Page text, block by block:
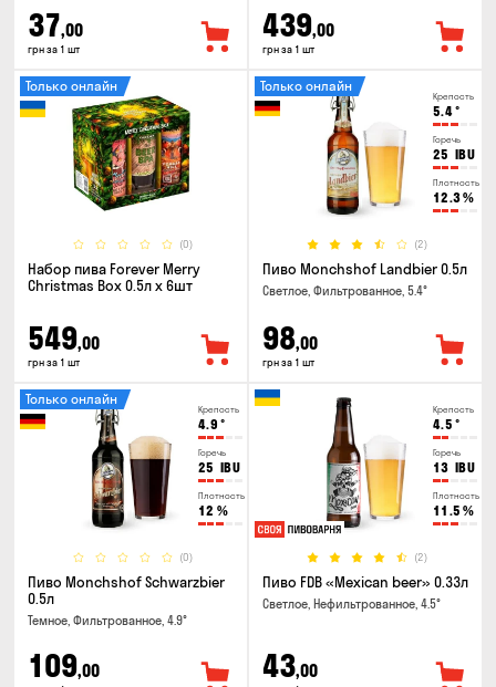
37,00
грн за 1 шт
439,00
грн за 1 шт
(0)
Только онлайн
Набор пива Forever Merry
Christmas Box 0.5л x 6шт
549,00
грн за 1 шт
Крепость
5.4°
Горечь
25 IBU
Плотность
12.3%
(2)
Только онлайн
Пиво Monchshof Landbier 0.5л
Светлое, Фильтрованное, 5.4°
98,00
грн за 1 шт
Крепость
4.9 °
Горечь
25 IBU
Плотность
12 %
(0)
Только онлайн
Пиво Monchshof Schwarzbier
0.5л
Темное, Фильтрованное, 4.9°
109,00
Крепость
4.5 °
Горечь
13 IBU
Плотность
11.5 %
(2)
Пиво FDB «Mexican beer» 0.33л
Светлое, Нефильтрованное, 4.5°
43,00